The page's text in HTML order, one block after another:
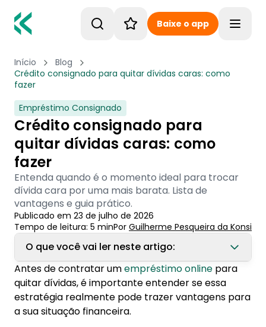
Baixe o app
Início
Blog
Crédito consignado para quitar dívidas caras: como
fazer
Empréstimo Consignado
Crédito consignado para
quitar dívidas caras: como
fazer
Entenda quando é o momento ideal para trocar
dívida cara por uma mais barata. Lista de
vantagens e guia prático.
Publicado em 23 de julho de 2026
Tempo de leitura: 5 minPor Guilherme Pesqueira da Konsi
O que você vai ler neste artigo:
1. Vale a pena fazer um empréstimo para
pagar dívidas?
1.1. Quando vale a pena trocar de dívida
Antes de contratar umempréstimo online para
quitar dívidas, é importante entender se essa
estratégia realmente pode trazer vantagens para
a sua situação financeira.